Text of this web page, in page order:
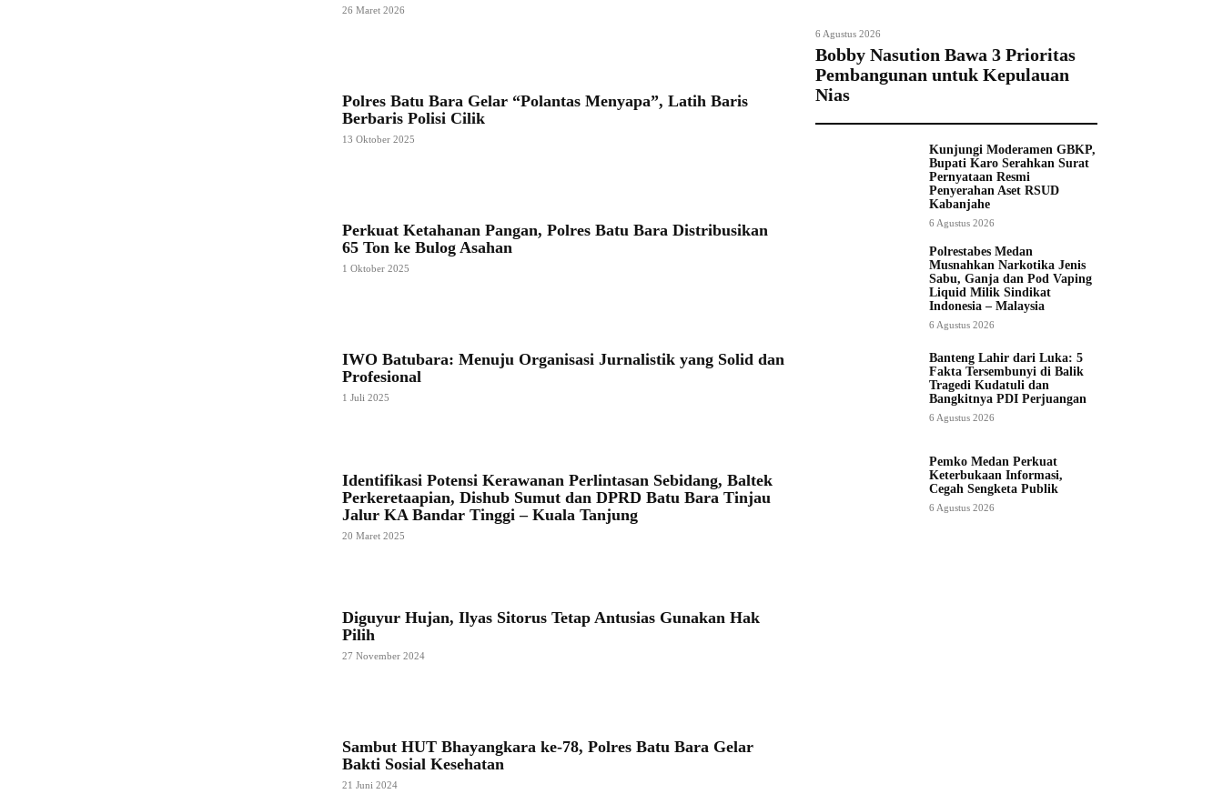
26 Maret 2026
Polres Batu Bara Gelar “Polantas Menyapa”, Latih Baris
Berbaris Polisi Cilik
13 Oktober 2025
Perkuat Ketahanan Pangan, Polres Batu Bara Distribusikan
65 Ton ke Bulog Asahan
1 Oktober 2025
IWO Batubara: Menuju Organisasi Jurnalistik yang Solid dan
Profesional
1 Juli 2025
Identifikasi Potensi Kerawanan Perlintasan Sebidang, Baltek
Perkeretaapian, Dishub Sumut dan DPRD Batu Bara Tinjau
Jalur KA Bandar Tinggi – Kuala Tanjung
20 Maret 2025
Diguyur Hujan, Ilyas Sitorus Tetap Antusias Gunakan Hak
Pilih
27 November 2024
Sambut HUT Bhayangkara ke-78, Polres Batu Bara Gelar
Bakti Sosial Kesehatan
21 Juni 2024
6 Agustus 2026
Bobby Nasution Bawa 3 Prioritas
Pembangunan untuk Kepulauan
Nias
Kunjungi Moderamen GBKP,
Bupati Karo Serahkan Surat
Pernyataan Resmi
Penyerahan Aset RSUD
Kabanjahe
6 Agustus 2026
Polrestabes Medan
Musnahkan Narkotika Jenis
Sabu, Ganja dan Pod Vaping
Liquid Milik Sindikat
Indonesia – Malaysia
6 Agustus 2026
Banteng Lahir dari Luka: 5
Fakta Tersembunyi di Balik
Tragedi Kudatuli dan
Bangkitnya PDI Perjuangan
6 Agustus 2026
Pemko Medan Perkuat
Keterbukaan Informasi,
Cegah Sengketa Publik
6 Agustus 2026